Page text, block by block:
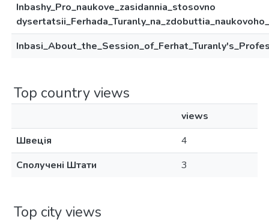
Inbashy_Pro_naukove_zasidannia_stosovno
Top country views
views
Швеція
4
Сполучені Штати
3
Top city views